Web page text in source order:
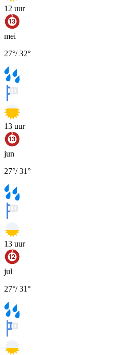
12 uur
mei
27°/32°
13 uur
jun
27°/31°
13 uur
jul
27°/31°